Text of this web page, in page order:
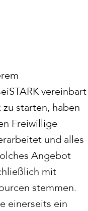
vereinbart
starten, haben
Freiwillige
und alles
Angebot
mit
stemmen.
einerseits ein